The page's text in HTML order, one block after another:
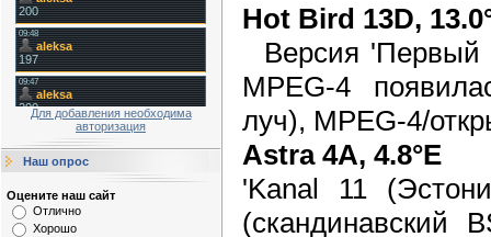
Для добавления необходима
авторизация
Наш опрос
Оцените наш сайт
Отлично
Хорошо
Hot Bird 13D,
Версия 'Первый
MPEG-4
луч), MPEG-4/
Astra 4A, 4.8°E
'Kanal 11
(скандинавский